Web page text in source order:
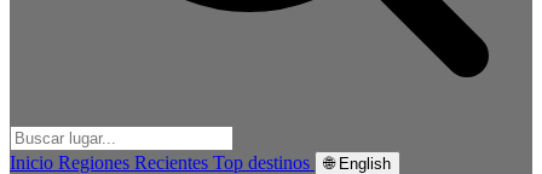
Inicio Regiones Recientes Top destinos 🌐 English